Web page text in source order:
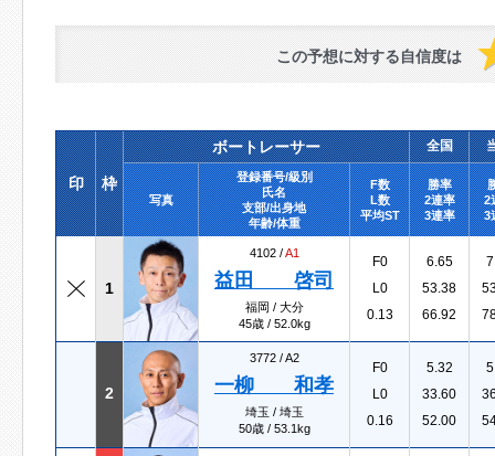
この予想に対する自信度は
印 枠
ボートレーサー 全国
写真
登録番号/級別
氏名
支部/出身地
年齢/体重
F数
L数
平均ST
勝率
2連率
3連率
2
3
1
4102 /A1
益田 啓司
福岡 / 大分
45歳 / 52.0kg
F0
L0
0.13
6.65
53.38
66.92
2
3772 /A2
一柳 和孝
埼玉 / 埼玉
50歳 / 53.1kg
F0
L0
0.16
5.32
33.60
52.00